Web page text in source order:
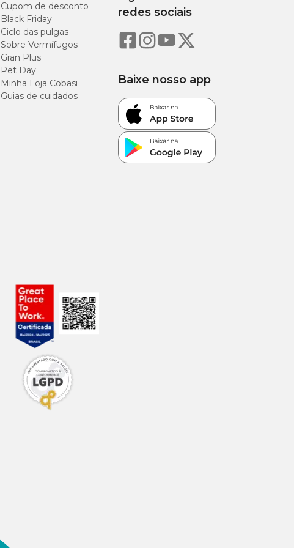
24%
0,18%
0,336%
0,42%
0,048%
Cupom de desconto
Black Friday
Ciclo das pulgas
Sobre Vermífugos
Gran Plus
Pet Day
Minha Loja Cobasi
Guias de cuidados
redes sociais
Baixe nosso app